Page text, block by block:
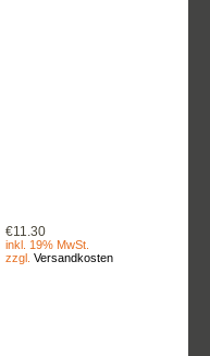
€11.30
inkl. 19% MwSt.
zzgl. Versandkosten